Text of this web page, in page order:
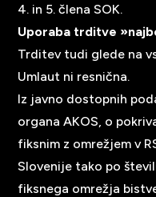
4. in 5. člena SOK.
Uporaba trditve
Trditev tudi glede na
Umlaut ni resnična.
Iz javno dostopnih
organa AKOS, o
fiksnim z omrežjem v
Slovenije tako po
fiksnega omrežja